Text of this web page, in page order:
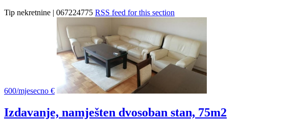
Tip nekretnine | 067224775 RSS feed for this section
600/mjesecno €
Izdavanje, namješten dvosoban stan, 75m2